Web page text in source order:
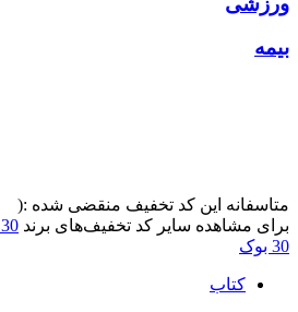
بیمه
متاسفانه این کد تخفیف منقضی شده :(
برای مشاهده سایر کد تخفیف‌های برند 30 بوک
30 بوک
کتاب